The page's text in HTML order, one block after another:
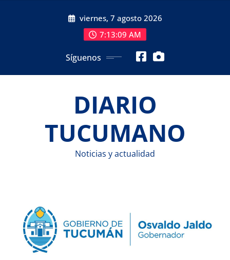
viernes, 7 agosto 2026
7:13:10 AM
Síguenos
DIARIO
TUCUMANO
Noticias y actualidad